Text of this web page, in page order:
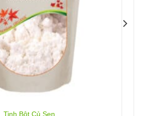
Tinh Bột Củ Sen